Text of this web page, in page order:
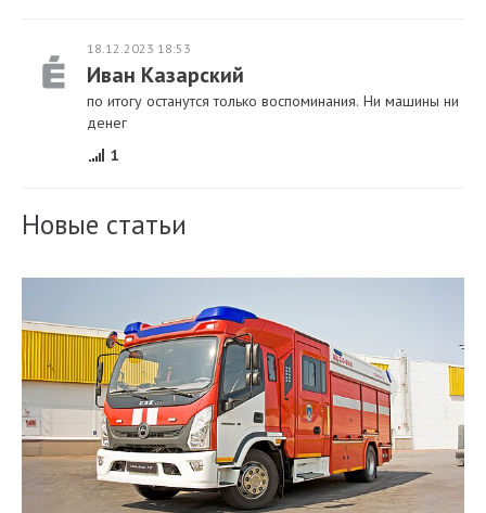
18.12.2023 18:53
Иван Казарский
по итогу останутся только воспоминания. Ни машины ни
денег
1
Новые статьи